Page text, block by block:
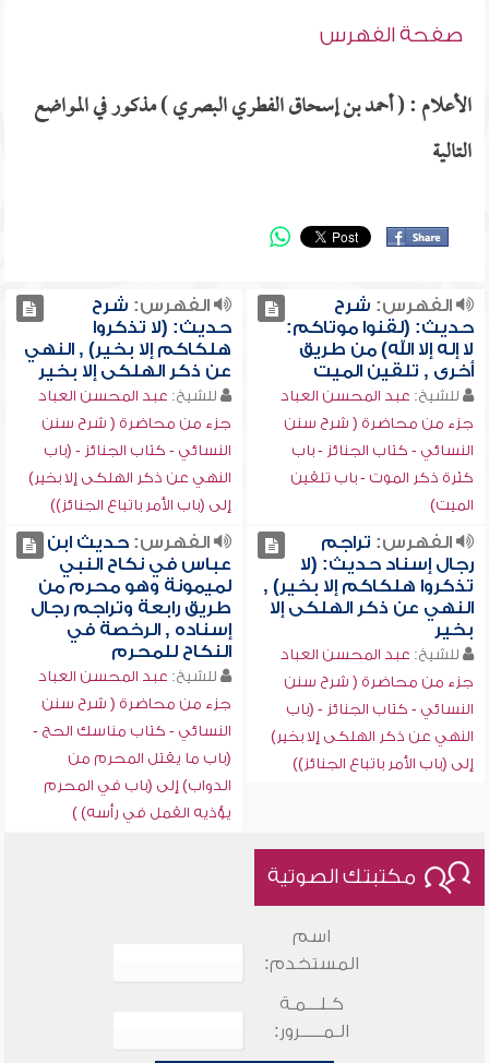
صفحة الفهرس
الأعلام : ( أحمد بن إسحاق الفطري البصري ) مذكور في المواضع
التالية
الفهرس: شرح
حديث: (لقنوا موتاكم:
لا إله إلا الله) من طريق
أخرى , تلقين الميت
للشيخ: عبد المحسن العباد
جزء من محاضرة ( شرح سنن
النسائي - كتاب الجنائز - باب
كثرة ذكر الموت - باب تلقين
الميت)
الفهرس: شرح
حديث: (لا تذكروا
هلكاكم إلا بخير) , النهي
عن ذكر الهلكى إلا بخير
للشيخ: عبد المحسن العباد
جزء من محاضرة ( شرح سنن
النسائي - كتاب الجنائز - (باب
النهي عن ذكر الهلكى إلا بخير)
إلى (باب الأمر باتباع الجنائز))
الفهرس: تراجم
رجال إسناد حديث: (لا
تذكروا هلكاكم إلا بخير) ,
النهي عن ذكر الهلكى إلا
بخير
للشيخ: عبد المحسن العباد
جزء من محاضرة ( شرح سنن
النسائي - كتاب الجنائز - (باب
النهي عن ذكر الهلكى إلا بخير)
إلى (باب الأمر باتباع الجنائز))
الفهرس:حديث ابن
عباس في نكاح النبي
لميمونة وهو محرم من
طريق رابعة وتراجم رجال
إسناده , الرخصة في
النكاح للمحرم
للشيخ: عبد المحسن العباد
جزء من محاضرة ( شرح سنن
النسائي - كتاب مناسك الحج -
(باب ما يقتل المحرم من
الدواب) إلى (باب في المحرم
يؤذيه القمل في رأسه) )
مكتبتك الصوتية
اسم
المستخدم:
كـلـــمـة
الـمـــــرور: